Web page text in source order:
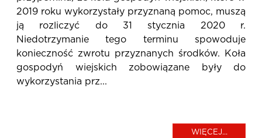
2019 roku wykorzystały przyznaną pomoc, muszą
ją rozliczyć do 31 stycznia 2020 r.
Niedotrzymanie tego terminu spowoduje
konieczność zwrotu przyznanych środków. Koła
gospodyń wiejskich zobowiązane były do
wykorzystania prz...
WIĘCEJ...